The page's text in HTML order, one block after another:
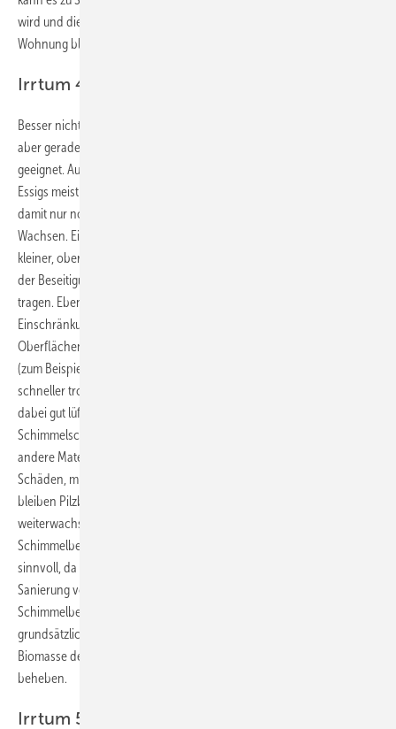
wird und die Feuchtigkeit vom Kochen, Waschen oder Duschen in der
Wohnung bleibt.
Irrtum 4: Gegen Schimmel hilft Essig
Besser nicht! Essig dient zwar für viele Zwecke als altes Hausmittel,
aber gerade für das Abwischen von Schimmel auf Wänden ist er nicht
geeignet. Auf den mineralischen Putzoberflächen wird die Säure des
Essigs meist neutralisiert – und letztlich bekommen Schimmelpilze
damit nur noch mehr Wasser und ein zusätzliches Nährsubstrat zum
Wachsen. Ein normaler Haushaltsreiniger tut es auch, wenn ein
kleiner, oberflächiger Schimmelbefall selbst beseitigt werden soll. Bei
der Beseitigung empfiehlt es sich, Handschuhe und Mundschutz zu
tragen. Ebenfalls sollten nur Menschen ohne gesundheitliche
Einschränkungen die Maßnahmen durchführen. Bei porösen
Oberflächen wie Putz kann eine 70- bis 80-prozentige Alkohollösung
(zum Beispiel verdünnter Brennspiritus) genutzt werden, da diese
schneller trocknet. Doch Vorsicht: Wegen der Entzündungsgefahr
dabei gut lüften und Zündquellen fernhalten. Ist der
Schimmelschaden schon älter und bereits tiefer in den Putz oder
andere Materialien eingedrungen oder handelt es sich um größere
Schäden, müssen diese durch Fachleute beseitigt werden, sonst
bleiben Pilzbestandteile bestehen und können später wieder
weiterwachsen oder die Raumluft belasten. Die Behandlung mit
Schimmelbekämpfungsmitteln nur auf der Oberfläche ist hier wenig
sinnvoll, da die Chemikalien die Raumluft belasten können. Bei der
Sanierung von Schimmelschäden in der Wohnung ist der Einsatz von
Schimmelbekämpfungsmitteln und Antischimmelprodukten
grundsätzlich nicht notwendig, denn diese können weder die
Biomasse des Schimmels beseitigen noch die Schadensursache
beheben.
Irrtum 5: Schwarzer Schimmel ist